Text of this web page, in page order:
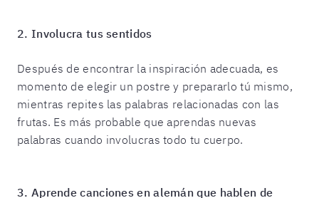
2. Involucra tus sentidos
Después de encontrar la inspiración adecuada, es
momento de elegir un postre y prepararlo tú mismo,
mientras repites las palabras relacionadas con las
frutas. Es más probable que aprendas nuevas
palabras cuando involucras todo tu cuerpo.
3. Aprende canciones en alemán que hablen de